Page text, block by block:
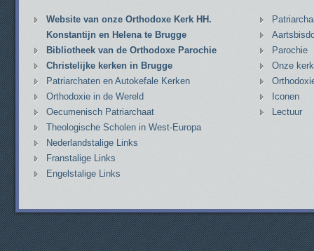
Website van onze Orthodoxe Kerk HH.
Konstantijn en Helena te Brugge
Bibliotheek van de Orthodoxe Parochie
Christelijke kerken in Brugge
Patriarchaten en Autokefale Kerken
Orthodoxie in de Wereld
Oecumenisch Patriarchaat
Theologische Scholen in West-Europa
Nederlandstalige Links
Franstalige Links
Engelstalige Links
Parochie
Onze kerk
Iconen
Lectuur